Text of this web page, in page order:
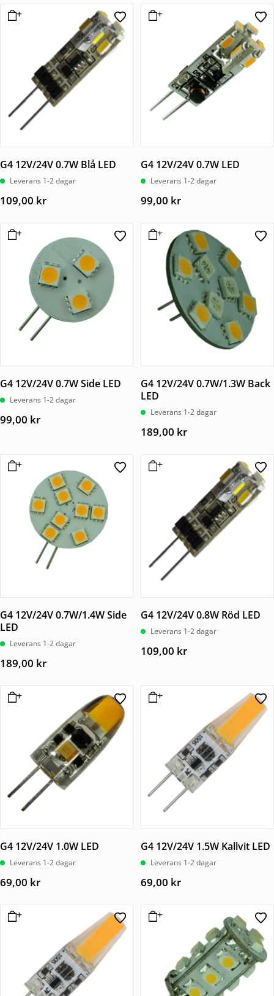
G4 12V/24V 0.7W Blå LED
Leverans 1-2 dagar
109,00 kr
G4 12V/24V 0.7W LED
Leverans 1-2 dagar
99,00 kr
G4 12V/24V 0.7W Side LED
Leverans 1-2 dagar
99,00 kr
G4 12V/24V 0.7W/1.3W Back
LED
Leverans 1-2 dagar
189,00 kr
G4 12V/24V 0.7W/1.4W Side
LED
Leverans 1-2 dagar
189,00 kr
G4 12V/24V 0.8W Röd LED
Leverans 1-2 dagar
109,00 kr
G4 12V/24V 1.0W LED
Leverans 1-2 dagar
69,00 kr
G4 12V/24V 1.5W Kallvit LED
Leverans 1-2 dagar
69,00 kr